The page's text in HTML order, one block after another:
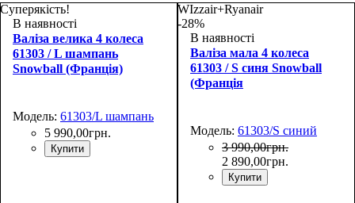
55х38x20
55х38x20
Суперякість!
В наявності
Валіза велика 4 колеса
61303 / L шампань
Snowball (Франція)
Модель: 61303/L шампань
5 990,00грн.
Купити
WIzzair+Ryanair
-28%
В наявності
Валіза мала 4 колеса
61303 / S синя Snowball
(Франція
Модель: 61303/S синий
3 990,00грн.
2 890,00грн.
Купити